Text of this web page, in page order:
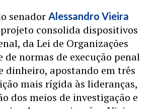
senador Alessandro Vieira
projeto consolida dispositivos
da Lei de Organizações
de normas de execução penal
dinheiro, apostando em três
mais rígida às lideranças,
dos meios de investigação e